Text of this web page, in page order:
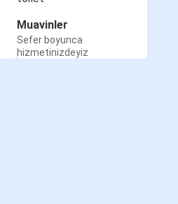
Muavinler
Sefer boyunca
hizmetinizdeyiz